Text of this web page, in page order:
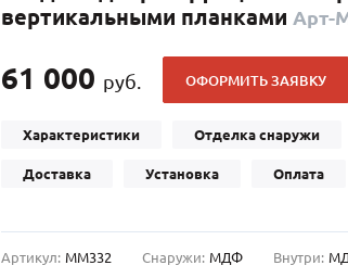
С отбойником (91)
С импостами (73)
С витражами (11)
В современном стиле
вертикальными планками Арт-
61 000 руб. ОФОРМИТЬ ЗАЯВКУ
Характеристики Отделка снаружи
Доставка Установка Оплата
Артикул: ММ332 Снаружи: МДФ Внутри: